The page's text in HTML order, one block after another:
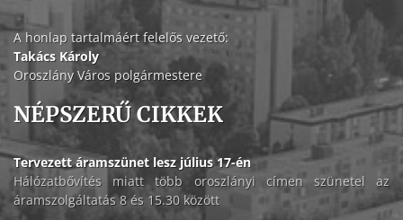
A honlap tartalmáért felelős vezető:
Takács Károly
Oroszlány Város polgármestere
NÉPSZERŰ CIKKEK
Tervezett áramszünet lesz július 17-én
Hálózatbővítés miatt több oroszlányi címen szünetel az
áramszolgáltatás 8 és 15.30 között